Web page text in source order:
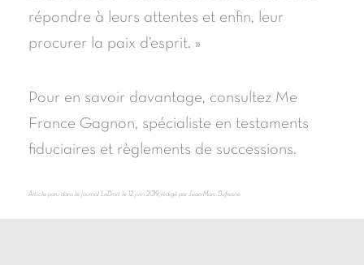
répondre à leurs attentes et enfin, leur
procurer la paix d’esprit. »
Pour en savoir davantage, consultez Me
France Gagnon, spécialiste en testaments
fiduciaires et règlements de successions.
Article paru dans le journal LeDroit le 12 juin 2019, rédigé par Jean-Marc Dufresne